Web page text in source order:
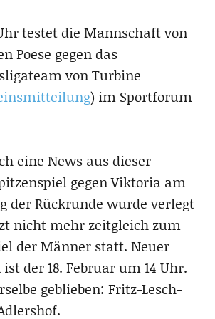
testet die Mannschaft von
Poese gegen das
von Turbine
) im Sportforum
eine News aus dieser
gegen Viktoria am
der Rückrunde wurde verlegt
nicht mehr zeitgleich zum
der Männer statt. Neuer
der 18. Februar um 14 Uhr.
geblieben: Fritz-Lesch-